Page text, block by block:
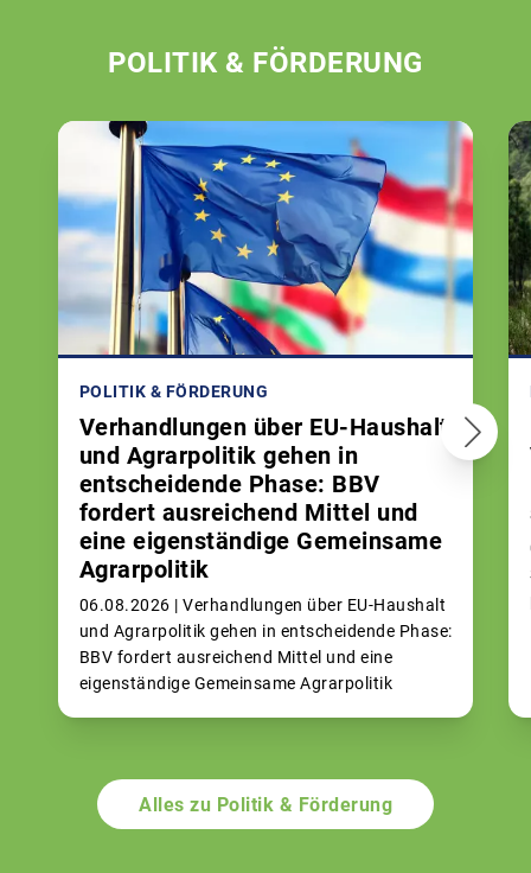
POLITIK & FÖRDERUNG
POLITIK & FÖRDERUNG
Verhandlungen über EU-Haushalt
und Agrarpolitik gehen in
entscheidende Phase: BBV
fordert ausreichend Mittel und
eine eigenständige Gemeinsame
Agrarpolitik
06.08.2026 | Verhandlungen über EU-Haushalt
und Agrarpolitik gehen in entscheidende Phase:
BBV fordert ausreichend Mittel und eine
eigenständige Gemeinsame Agrarpolitik
Alles zu Politik & Förderung